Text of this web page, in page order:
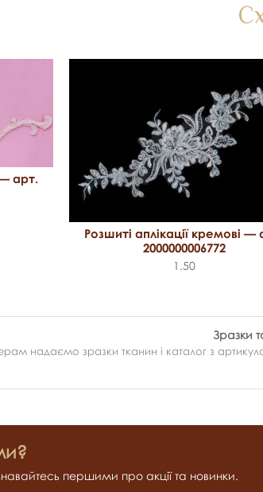
— арт.
Розшиті аплікації кремові —
2000000006772
1.50
Зразки
надаємо зразки тканин і каталог з
першими про акції та новинки.